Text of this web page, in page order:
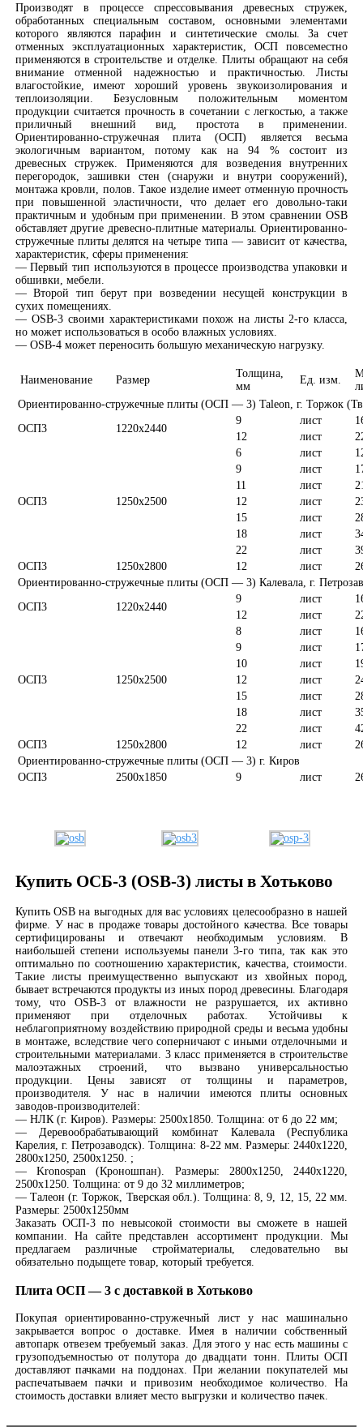
Производят в процессе спрессовывания древесных стружек,
обработанных специальным составом, основными элементами
которого являются парафин и синтетические смолы. За счет
отменных эксплуатационных характеристик, ОСП повсеместно
применяются в строительстве и отделке. Плиты обращают на себя
внимание отменной надежностью и практичностью. Листы
влагостойкие, имеют хороший уровень звукоизолирования и
теплоизоляции. Безусловным положительным моментом
продукции считается прочность в сочетании с легкостью, а также
приличный внешний вид, простота в применении.
Ориентированно-стружечная плита (ОСП) является весьма
экологичным вариантом, потому как на 94 % состоит из
древесных стружек. Применяются для возведения внутренних
перегородок, зашивки стен (снаружи и внутри сооружений),
монтажа кровли, полов. Такое изделие имеет отменную прочность
при повышенной эластичности, что делает его довольно-таки
практичным и удобным при применении. В этом сравнении OSB
обставляет другие древесно-плитные материалы. Ориентированно-
стружечные плиты делятся на четыре типа — зависит от качества,
характеристик, сферы применения:
— Первый тип используются в процессе производства упаковки и
обшивки, мебели.
— Второй тип берут при возведении несущей конструкции в
сухих помещениях.
— OSB-3 своими характеристиками похож на листы 2-го класса,
но может использоваться в особо влажных условиях.
— OSB-4 может переносить большую механическую нагрузку.
Наименование Размер
Толщина,
мм
Ед. изм.
Ориентированно-стружечные плиты (ОСП — 3) Taleon, г. Торжок
ОСП3
1220х2440
9 лист
12
лист
ОСП3 1250х2500
6 лист
9
лист
11
лист
12
лист
15
лист
18
лист
22
лист
ОСП3
1250х2800 12 лист
Ориентированно-стружечные плиты (ОСП — 3) Калевала, г.
ОСП3
1220х2440
9 лист
12
лист
ОСП3 1250х2500
8 лист
9
лист
10
лист
12
лист
15
лист
18
лист
22
лист
ОСП3
1250х2800 12 лист
Ориентированно-стружечные плиты (ОСП — 3) г. Киров
ОСП3
2500х1850 9 лист
Купить ОСБ-3 (OSB-3) листы в Хотьково
Купить OSB на выгодных для вас условиях целесообразно в нашей
фирме. У нас в продаже товары достойного качества. Все товары
сертифицированы и отвечают необходимым условиям. В
наибольшей степени используемы панели 3-го типа, так как это
оптимально по соотношению характеристик, качества, стоимости.
Такие листы преимущественно выпускают из хвойных пород,
бывает встречаются продукты из иных пород древесины. Благодаря
тому, что OSB-3 от влажности не разрушается, их активно
применяют при отделочных работах. Устойчивы к
неблагоприятному воздействию природной среды и весьма удобны
в монтаже, вследствие чего соперничают с иными отделочными и
строительными материалами. 3 класс применяется в строительстве
малоэтажных строений, что вызвано универсальностью
продукции. Цены зависят от толщины и параметров,
производителя. У нас в наличии имеются плиты основных
заводов-производителей:
— НЛК (г. Киров). Размеры: 2500х1850. Толщина: от 6 до 22 мм;
— Деревообрабатывающий комбинат Калевала (Республика
Карелия, г. Петрозаводск). Толщина: 8-22 мм. Размеры: 2440х1220,
2800х1250, 2500х1250. ;
— Kronospan (Кроношпан). Размеры: 2800х1250, 2440х1220,
2500х1250. Толщина: от 9 до 32 миллиметров;
— Талеон (г. Торжок, Тверская обл.). Толщина: 8, 9, 12, 15, 22 мм.
Размеры: 2500х1250мм
Заказать ОСП-3 по невысокой стоимости вы сможете в нашей
компании. На сайте представлен ассортимент продукции. Мы
предлагаем различные стройматериалы, следовательно вы
обязательно подыщете товар, который требуется.
Плита ОСП — 3 с доставкой в Хотьково
Покупая ориентированно-стружечный лист у нас машинально
закрывается вопрос о доставке. Имея в наличии собственный
автопарк отвезем требуемый заказ. Для этого у нас есть машины с
грузоподъемностью от полутора до двадцати тонн. Плиты ОСП
доставляют пачками на поддонах. При желании покупателей мы
распечатываем пачки и привозим необходимое количество. На
стоимость доставки влияет место выгрузки и количество пачек.